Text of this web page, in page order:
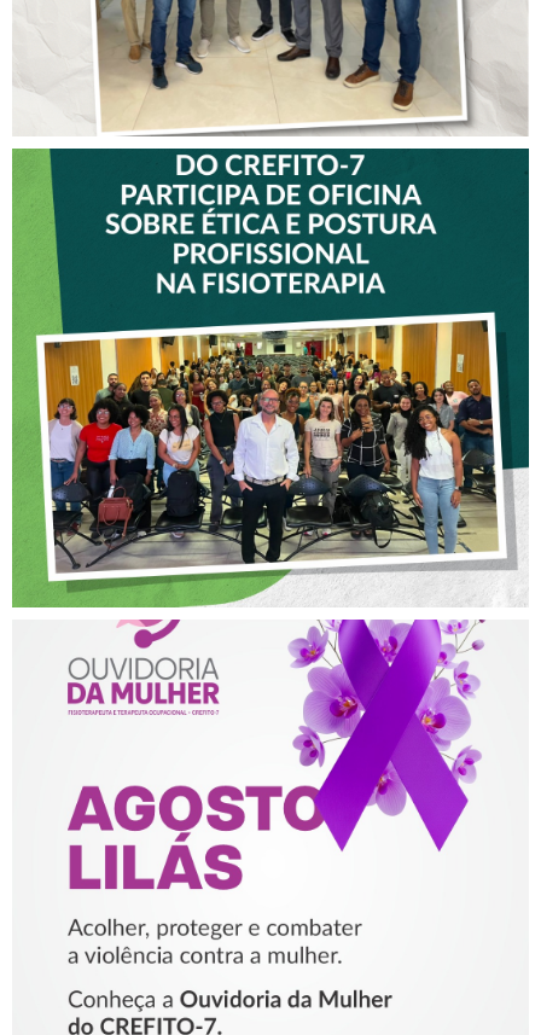
VICE-PRESIDENTE DO
CREFITO-7 PARTICIPA DE
OFICINA SOBRE ÉTICA E
POSTURA PROFISSIONAL
NA FISIOTERAPIA
AGOSTO LILÁS – ACOLHER,
PROTEGER E COMBATER A
VIOLÊNCIA CONTRA A
MULHER